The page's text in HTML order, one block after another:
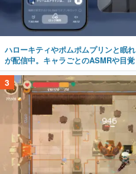
ハローキティやポムポムプリンと眠
が配信中。キャラごとのASMRや目
3